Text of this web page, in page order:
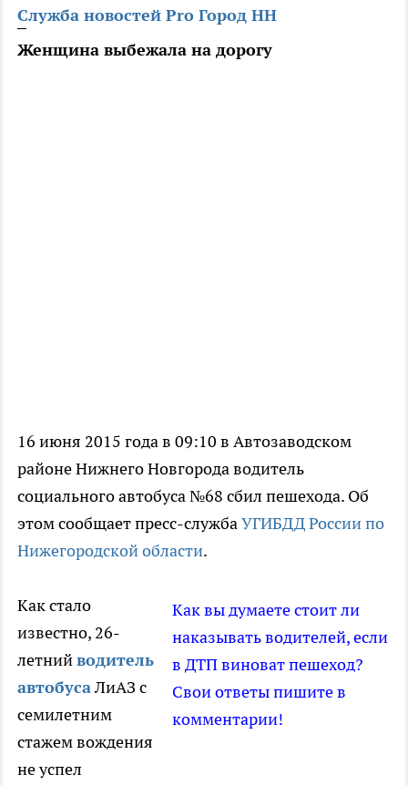
Служба новостей Pro Город НН
Женщина выбежала на дорогу
16 июня 2015 года в 09:10 в Автозаводском
районе Нижнего Новгорода водитель
социального автобуса №68 сбил пешехода. Об
этом сообщает пресс-службаУГИБДД России по
Нижегородской области.
Как вы думаете стоит ли
наказывать водителей, если
в ДТП виноват пешеход?
Свои ответы пишите в
комментарии!
Как стало
известно, 26-
летнийводитель
автобусаЛиАЗ с
семилетним
стажем вождения
не успел